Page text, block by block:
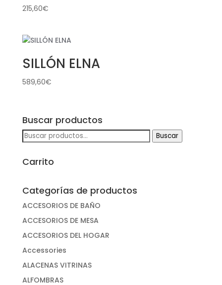
215,60€
SILLÓN ELNA
589,60€
Buscar productos
Buscar
por:
Buscar
Carrito
Categorías de productos
ACCESORIOS DE BAÑO
ACCESORIOS DE MESA
ACCESORIOS DEL HOGAR
Accessories
ALACENAS VITRINAS
ALFOMBRAS